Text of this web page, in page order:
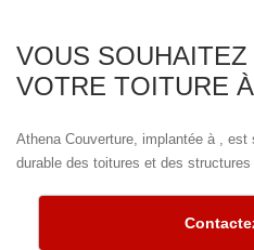
VOUS
VOTRE TOITURE
Athena Couverture, implantée à ,
durable des toitures et des structures